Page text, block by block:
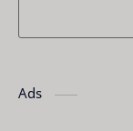
Ads